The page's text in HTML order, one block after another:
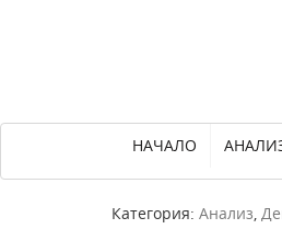
НАЧАЛО
Категория: Анализ,